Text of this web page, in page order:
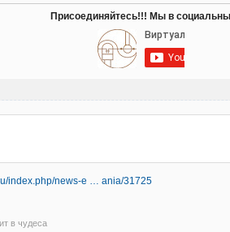
Присоединяйтесь!!! Мы в
index.php/news-e … ania/31725
в чудеса